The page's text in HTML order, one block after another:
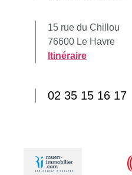
15 rue du Chillou
76600 Le Havre
Itinéraire
02 35 15 16 17